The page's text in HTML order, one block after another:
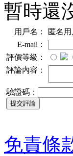
暫時還
用戶名：
匿名用
E-mail：
評價等級：
評論內容：
驗證碼：
免責條